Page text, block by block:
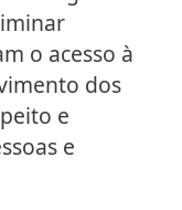
o acesso à
dos
e
e